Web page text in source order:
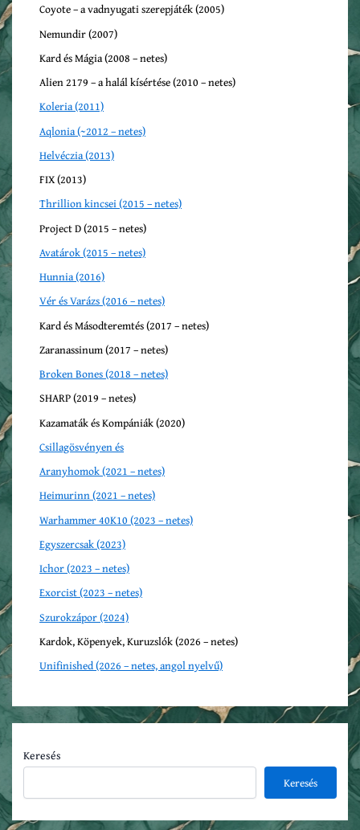
Coyote – a vadnyugati szerepjáték (2005)
Nemundir (2007)
Kard és Mágia (2008 – netes)
Alien 2179 – a halál kísértése (2010 – netes)
Koleria (2011)
Aqlonia (~2012 – netes)
Helvéczia (2013)
FIX (2013)
Thrillion kincsei (2015 – netes)
Project D (2015 – netes)
Avatárok (2015 – netes)
Hunnia (2016)
Vér és Varázs (2016 – netes)
Kard és Másodteremtés (2017 – netes)
Zaranassinum (2017 – netes)
Broken Bones (2018 – netes)
SHARP (2019 – netes)
Kazamaták és Kompániák (2020)
Csillagösvényen és
Aranyhomok (2021 – netes)
Heimurinn (2021 – netes)
Warhammer 40K10 (2023 – netes)
Egyszercsak (2023)
Ichor (2023 – netes)
Exorcist (2023 – netes)
Szurokzápor (2024)
Kardok, Köpenyek, Kuruzslók (2026 – netes)
Unifinished (2026 – netes, angol nyelvű)
Keresés
Keresés